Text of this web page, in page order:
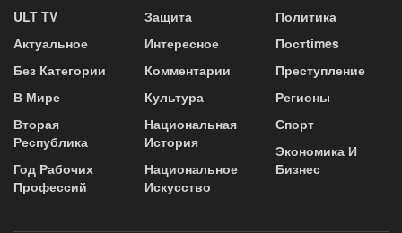
ULT TV
Актуальное
Без Категории
В Мире
Вторая
Республика
Год Рабочих
Профессий
Защита
Интересное
Комментарии
Культура
Национальная
История
Национальное
Искусство
Политика
Постtimes
Преступление
Регионы
Спорт
Экономика И
Бизнес